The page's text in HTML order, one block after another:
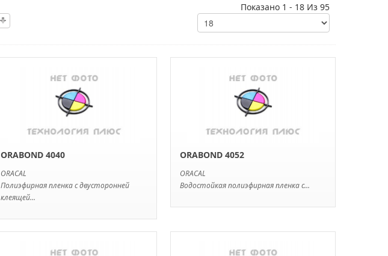
Показано 1 - 18 Из 95
ORABOND 4040
ORACAL
Полиэфирная пленка с двусторонней
клеящей...
ORABOND 4052
ORACAL
Водостойкая полиэфирная пленка с...